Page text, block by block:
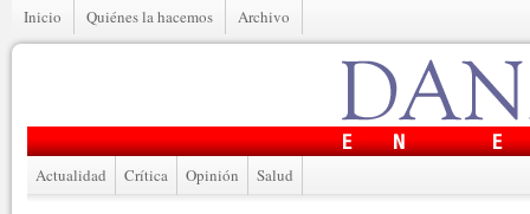
Inicio Quiénes la hacemos Archivo
Actualidad Crítica Opinión Salud